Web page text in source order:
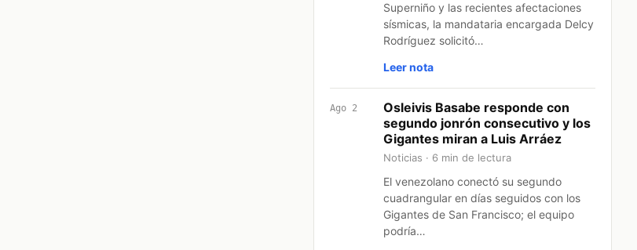
Superniño y las recientes afectaciones
sísmicas, la mandataria encargada Delcy
Rodríguez solicitó…
Leer nota
Ago 2
Osleivis Basabe responde con
segundo jonrón consecutivo y los
Gigantes miran a Luis Arráez
Noticias · 6 min de lectura
El venezolano conectó su segundo
cuadrangular en días seguidos con los
Gigantes de San Francisco; el equipo
podría…